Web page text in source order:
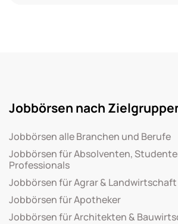
Jobbörsen nach
Jobbörsen alle Branchen und Berufe
Jobbörsen für Absolventen,
Professionals
Jobbörsen für Agrar & Landwirtschaft
Jobbörsen für Apotheker
Jobbörsen für Architekten &